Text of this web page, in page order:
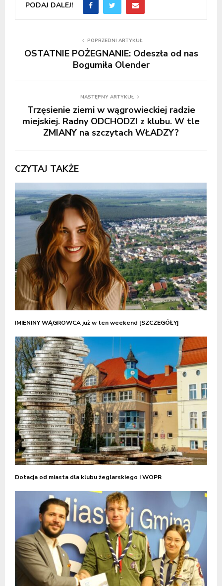
PODAJ DALEJ!
POPRZEDNI ARTYKUŁ
OSTATNIE POŻEGNANIE: Odeszła od nas
Bogumiła Olender
NASTĘPNY ARTYKUŁ
Trzęsienie ziemi w wągrowieckiej radzie
miejskiej. Radny ODCHODZI z klubu. W tle
ZMIANY na szczytach WŁADZY?
CZYTAJ TAKŻE
IMIENINY WĄGROWCA już w ten weekend [SZCZEGÓŁY]
Dotacja od miasta dla klubu żeglarskiego i WOPR